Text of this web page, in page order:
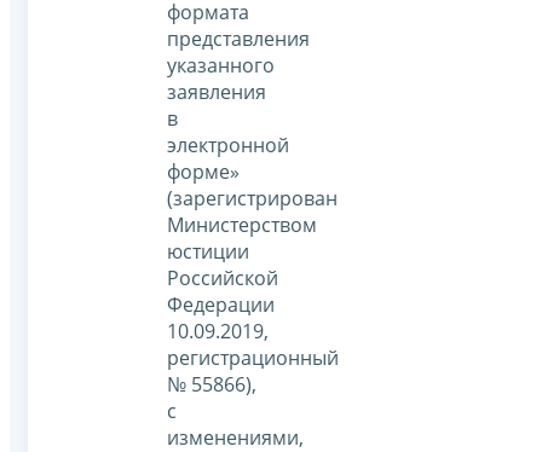
формата
представления
указанного
заявления
в
электронной
форме»
(зарегистрирован
Министерством
юстиции
Российской
Федерации
10.09.2019,
регистрационный
№ 55866),
с
изменениями,